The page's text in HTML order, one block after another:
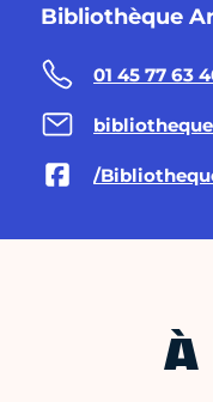
Bibliothèque
01 45 77 63
/
À